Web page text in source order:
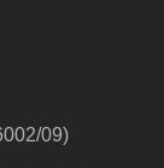
09)